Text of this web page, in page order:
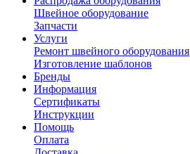
Швейное оборудование
Запчасти
Услуги
Ремонт швейного оборудования
Изготовление шаблонов
Бренды
Информация
Сертификаты
Инструкции
Помощь
Оплата